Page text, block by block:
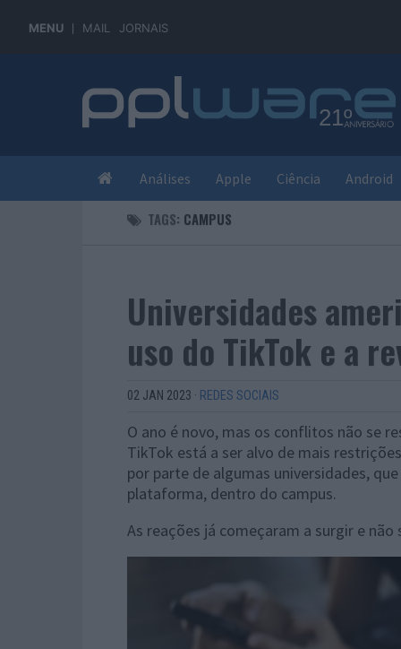
MENU MAIL JORNAIS
Análises Apple Ciência Android
TAGS: CAMPUS
Universidades
uso do TikTok e a
02 JAN 2023 · REDES SOCIAIS
O ano é novo, mas os conflitos não se
TikTok está a ser alvo de mais
por parte de algumas universidades,
plataforma, dentro do campus.
As reações já começaram a surgir e não